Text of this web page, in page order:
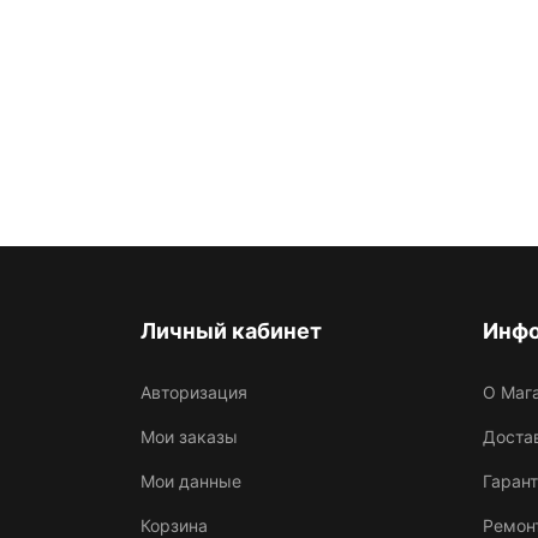
Личный кабинет
Авторизация
Мои заказы
Мои данные
Корзина
О